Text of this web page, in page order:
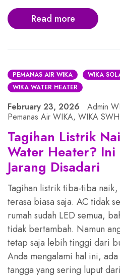
Read more
PEMANAS AIR WIKA
WIKA
WIKA WATER HEATER
February 23, 2026
Admin
Pemanas Air WIKA, WIKA SWH
Tagihan Listrik
Water Heater? Ini
Jarang Disadari
Tagihan listrik tiba-tiba
terasa biasa saja. AC tidak
rumah sudah LED semua,
tidak bertambah. Namun
tetap saja lebih tinggi dari
Anda mengalami hal ini,
tangga yang sering luput